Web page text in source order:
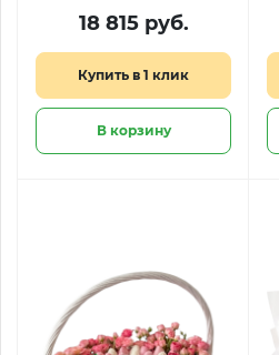
пионов и
белоснежного
танацетума «Летний
акцент»
18 815 руб.
Купить в 1 клик
В корзину